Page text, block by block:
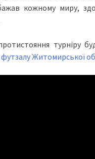
кожному миру,
турніру
футзалу Житомирської